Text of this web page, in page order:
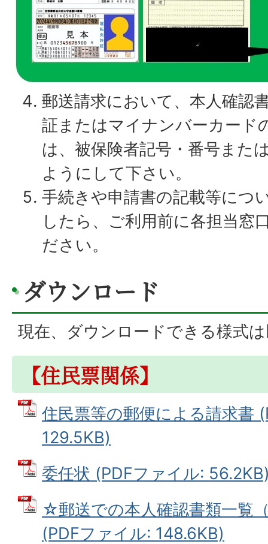
郵送請求において、本人確認
証またはマイナンバーカード
は、被保険者記号・番号また
ようにして下さい。
手続きや申請書の記載等につ
したら、ご利用前に各担当窓
ださい。
ダウンロード
現在、ダウンロードできる様式
【住民票関係】
住民票等の郵便による請求書
129.5KB)
委任状 (PDFファイル:
☆郵送での本人確認書類一覧
(PDFファイル: 148.6KB)